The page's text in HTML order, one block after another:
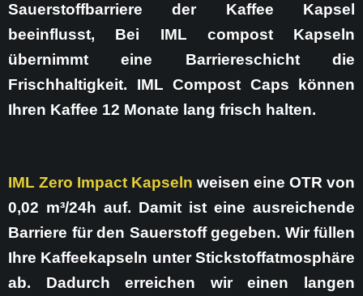
Sauerstoffbarriere der Kaffee Kapsel
beeinflusst, Bei IML compost Kapseln
übernimmt eine Barriereschicht die
Frischhaltigkeit. IML Compost Caps können
Ihren Kaffee 12 Monate lang frisch halten.
IML Zero Impact Kapseln weisen eine OTR von
0,02 m³/24h auf. Damit ist eine ausreichende
Barriere für den Sauerstoff gegeben. Wir füllen
Ihre Kaffeekapseln unter Stickstoffatmosphäre
ab. Dadurch erreichen wir einen langen